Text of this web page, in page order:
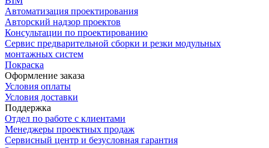
Автоматизация проектирования
Авторский надзор проектов
Консультации по проектированию
Сервис предварительной сборки и резки модульных
монтажных систем
Покраска
Оформление заказа
Условия оплаты
Условия доставки
Поддержка
Отдел по работе с клиентами
Менеджеры проектных продаж
Сервисный центр и безусловная гарантия